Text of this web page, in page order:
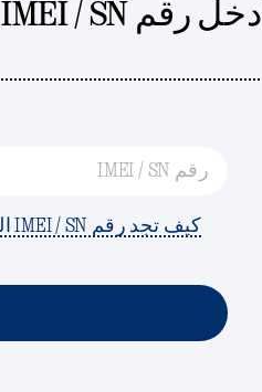
أدخل رقم IMEI / SN الخاص بك
رقم IMEI / SN
كيف تجد رقم IMEI / SN الخاص بك؟